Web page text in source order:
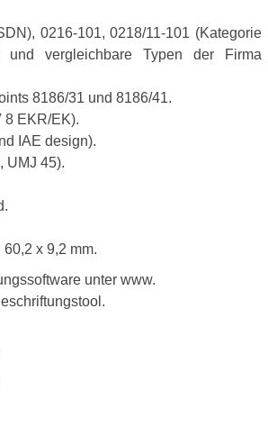
0216-101, 0218/11-101 (Kategorie
und vergleichbare Typen der Firma
8186/31 und 8186/41.
8 EKR/EK).
IAE design).
UMJ 45).
x 9,2 mm.
unter www.